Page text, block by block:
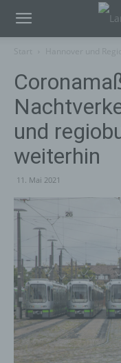
und
weiterhin
11. Mai 2021